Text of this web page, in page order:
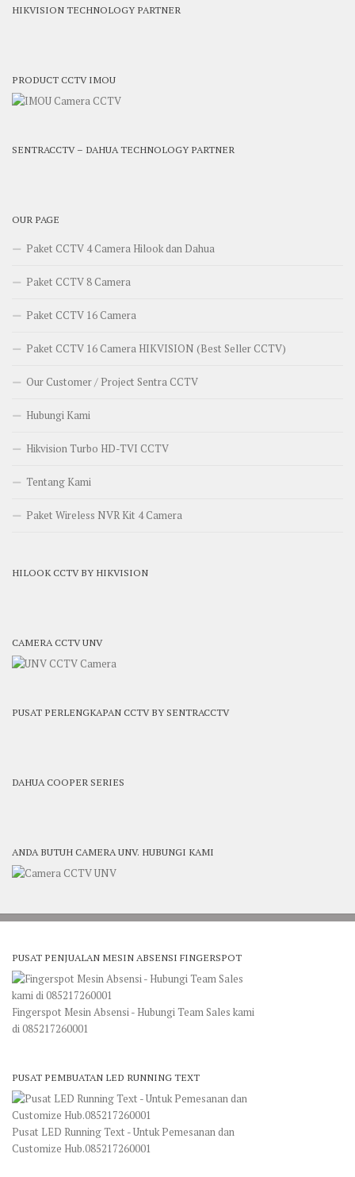
HIKVISION TECHNOLOGY PARTNER
PRODUCT CCTV IMOU
SENTRACCTV – DAHUA TECHNOLOGY PARTNER
OUR PAGE
Paket CCTV 4 Camera Hilook dan Dahua
Paket CCTV 8 Camera
Paket CCTV 16 Camera
Paket CCTV 16 Camera HIKVISION (Best Seller CCTV)
Our Customer / Project Sentra CCTV
Hubungi Kami
Hikvision Turbo HD-TVI CCTV
Tentang Kami
Paket Wireless NVR Kit 4 Camera
HILOOK CCTV BY HIKVISION
CAMERA CCTV UNV
PUSAT PERLENGKAPAN CCTV BY SENTRACCTV
DAHUA COOPER SERIES
ANDA BUTUH CAMERA UNV. HUBUNGI KAMI
PUSAT PENJUALAN MESIN ABSENSI FINGERSPOT
Fingerspot Mesin Absensi - Hubungi Team Sales kami
di 085217260001
PUSAT PEMBUATAN LED RUNNING TEXT
Pusat LED Running Text - Untuk Pemesanan dan
Customize Hub.085217260001